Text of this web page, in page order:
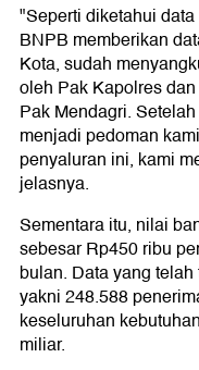
"Seperti diketahui
BNPB memberikan
Kota, sudah
oleh Pak Kapolres
Pak Mendagri.
menjadi pedoman
penyaluran ini, kami
jelasnya.
Sementara itu, nilai
sebesar Rp450 ribu
bulan. Data yang
yakni 248.588
keseluruhan
miliar.